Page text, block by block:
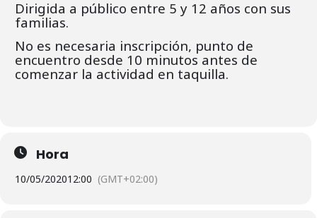
Dirigida a público entre 5 y 12 años con sus
familias.
No es necesaria inscripción, punto de
encuentro desde 10 minutos antes de
comenzar la actividad en taquilla.
Hora
10/05/202012:00 (GMT+02:00)